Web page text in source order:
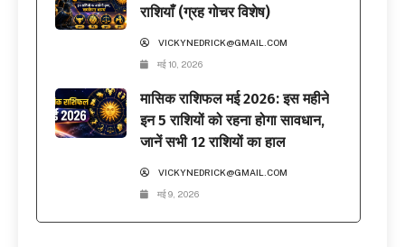
राशियाँ (ग्रह गोचर विशेष)
VICKYNEDRICK@GMAIL.COM
मई 10, 2026
मासिक राशिफल मई 2026: इस महीने
इन 5 राशियों को रहना होगा सावधान,
जानें सभी 12 राशियों का हाल
VICKYNEDRICK@GMAIL.COM
मई 9, 2026